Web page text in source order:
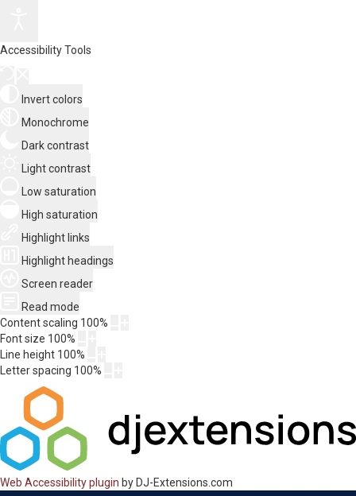
Accessibility Tools
Invert colors
Monochrome
Dark contrast
Light contrast
Low saturation
High saturation
Highlight links
Highlight headings
Screen reader
Read mode
Content scaling 100%
Font size 100%
Line height 100%
Letter spacing 100%
Web Accessibility plugin by DJ-Extensions.com